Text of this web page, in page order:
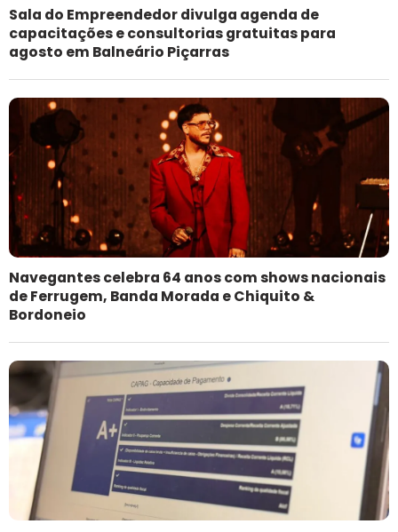
Sala do Empreendedor divulga agenda de
capacitações e consultorias gratuitas para
agosto em Balneário Piçarras
Navegantes celebra 64 anos com shows nacionais
de Ferrugem, Banda Morada e Chiquito &
Bordoneio